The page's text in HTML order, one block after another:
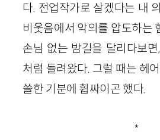
다. 전업작가로 살겠다는 내
비웃음에서 악의를 압도하는
손님 없는 밤길을 달리다보
처럼 들려왔다. 그럴 때는 헤
쓸한 기분에 휩싸이곤 했다.
*